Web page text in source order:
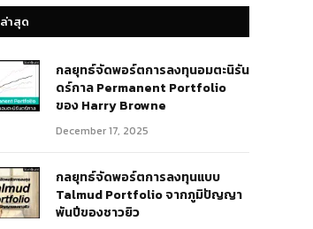
าสุด
กลยุทธ์​จัดพอร์ตการลงทุนอมตะนิรัน
ดร์กาล Permanent Portfolio
ของ Harry Browne
December 17, 2025
กลยุทธ์จัดพอร์ตการลงทุนแบบ
Talmud Portfolio จากภูมิปัญญา
พันปีของชาวยิว